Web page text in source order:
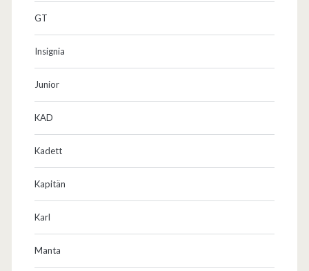
GT
Insignia
Junior
KAD
Kadett
Kapitän
Karl
Manta